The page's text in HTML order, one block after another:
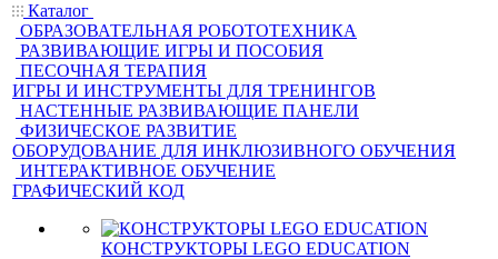
Каталог
ОБРАЗОВАТЕЛЬНАЯ РОБОТОТЕХНИКА
РАЗВИВАЮЩИЕ ИГРЫ И ПОСОБИЯ
ПЕСОЧНАЯ ТЕРАПИЯ
ИГРЫ И ИНСТРУМЕНТЫ ДЛЯ ТРЕНИНГОВ
НАСТЕННЫЕ РАЗВИВАЮЩИЕ ПАНЕЛИ
ФИЗИЧЕСКОЕ РАЗВИТИЕ
ОБОРУДОВАНИЕ ДЛЯ ИНКЛЮЗИВНОГО ОБУЧЕНИЯ
ИНТЕРАКТИВНОЕ ОБУЧЕНИЕ
ГРАФИЧЕСКИЙ КОД
КОНСТРУКТОРЫ LEGO EDUCATION